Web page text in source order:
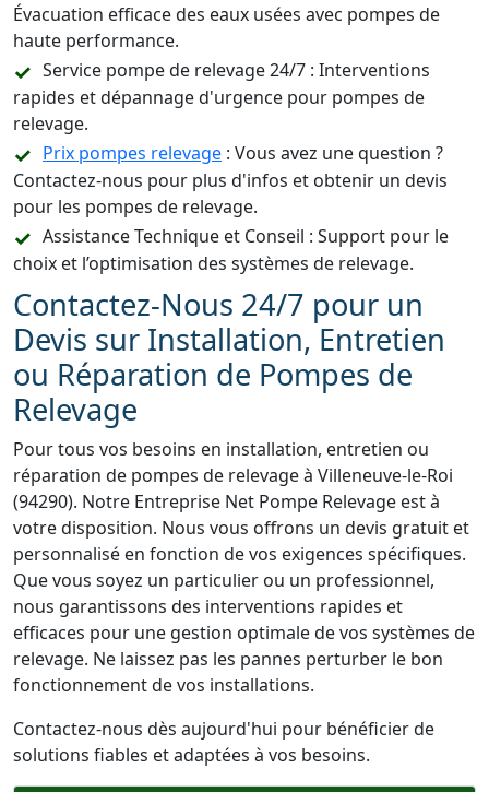
Évacuation efficace des eaux usées avec pompes de
haute performance.
Service pompe de relevage 24/7 : Interventions
rapides et dépannage d'urgence pour pompes de
relevage.
Prix pompes relevage : Vous avez une question ?
Contactez-nous pour plus d'infos et obtenir un devis
pour les pompes de relevage.
Assistance Technique et Conseil : Support pour le
choix et l’optimisation des systèmes de relevage.
Contactez-Nous 24/7 pour un
Devis sur Installation, Entretien
ou Réparation de Pompes de
Relevage
Pour tous vos besoins en installation, entretien ou
réparation de pompes de relevage à Villeneuve-le-Roi
(94290). Notre Entreprise Net Pompe Relevage est à
votre disposition. Nous vous offrons un devis gratuit et
personnalisé en fonction de vos exigences spécifiques.
Que vous soyez un particulier ou un professionnel,
nous garantissons des interventions rapides et
efficaces pour une gestion optimale de vos systèmes de
relevage. Ne laissez pas les pannes perturber le bon
fonctionnement de vos installations.
Contactez-nous dès aujourd'hui pour bénéficier de
solutions fiables et adaptées à vos besoins.